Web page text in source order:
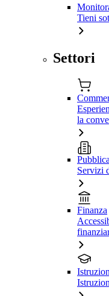
Tieni
Settori
la
Servizi
Finanza